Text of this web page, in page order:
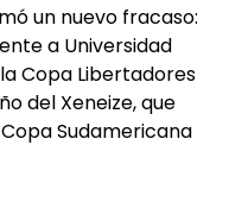
un nuevo fracaso:
a Universidad
Copa Libertadores
del Xeneize, que
Sudamericana